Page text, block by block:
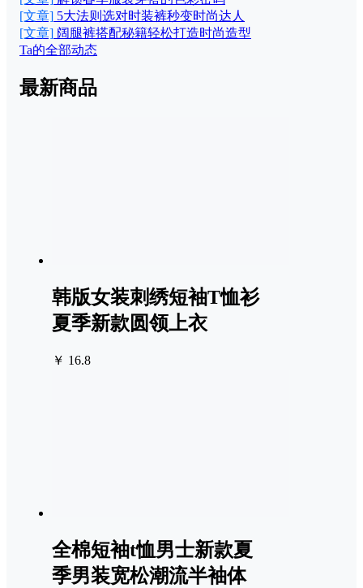
[文章] 5大法则选对时装裤秒变时尚达人
[文章] 阔腿裤搭配秘籍轻松打造时尚造型
Ta的全部动态
最新商品
韩版女装刺绣短袖T恤衫
夏季新款圆领上衣
￥ 16.8
全棉短袖t恤男士新款夏
季男装宽松潮流半袖体